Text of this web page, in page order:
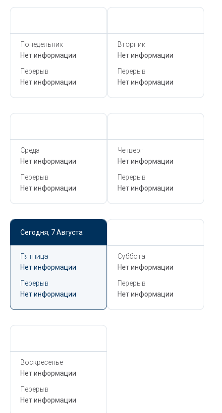
Понедельник
Нет информации
Перерыв
Нет информации
Вторник
Нет информации
Перерыв
Нет информации
Среда
Нет информации
Перерыв
Нет информации
Четверг
Нет информации
Перерыв
Нет информации
Сегодня, 7 Августа
Пятница
Нет информации
Перерыв
Нет информации
Суббота
Нет информации
Перерыв
Нет информации
Воскресенье
Нет информации
Перерыв
Нет информации